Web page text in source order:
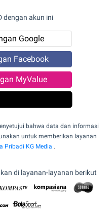
dengan akun ini
Google
Facebook
MyValue
bahwa data dan informasi
untuk memberikan layanan
Pribadi KG Media .
di layanan-layanan berikut